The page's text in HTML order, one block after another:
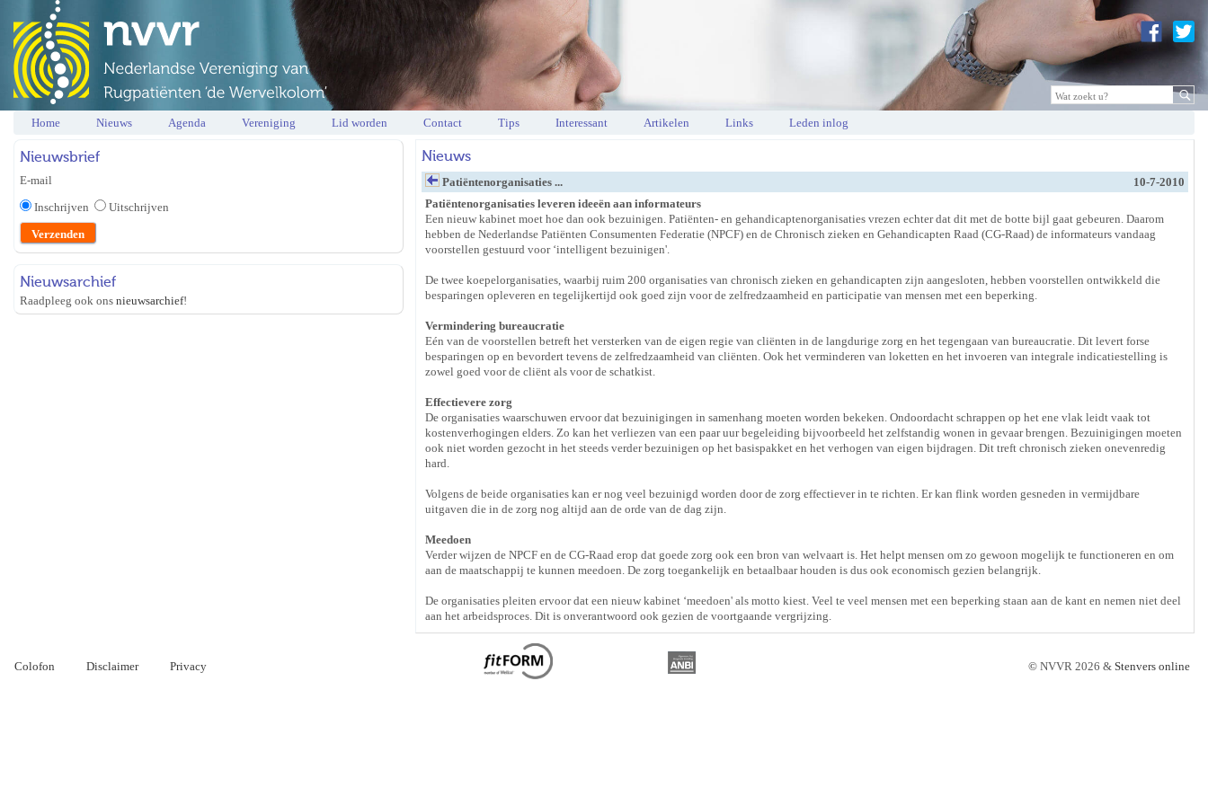
Home Nieuws Agenda Vereniging Lid worden Contact Tips Interessant Artikelen Links Leden inlog
Nieuws
Patiëntenorganisaties ...
10-7-2010
Patiëntenorganisaties leveren ideeën aan informateurs
Een nieuw kabinet moet hoe dan ook bezuinigen. Patiënten- en gehandicaptenorganisaties vrezen echter dat dit met de botte bijl gaat gebeuren. Daarom
hebben de Nederlandse Patiënten Consumenten Federatie (NPCF) en de Chronisch zieken en Gehandicapten Raad (CG-Raad) de informateurs vandaag
voorstellen gestuurd voor ‘intelligent bezuinigen'.
De twee koepelorganisaties, waarbij ruim 200 organisaties van chronisch zieken en gehandicapten zijn aangesloten, hebben voorstellen ontwikkeld die
besparingen opleveren en tegelijkertijd ook goed zijn voor de zelfredzaamheid en participatie van mensen met een beperking.
Vermindering bureaucratie
Eén van de voorstellen betreft het versterken van de eigen regie van cliënten in de langdurige zorg en het tegengaan van bureaucratie. Dit levert forse
besparingen op en bevordert tevens de zelfredzaamheid van cliënten. Ook het verminderen van loketten en het invoeren van integrale indicatiestelling is
zowel goed voor de cliënt als voor de schatkist.
Effectievere zorg
De organisaties waarschuwen ervoor dat bezuinigingen in samenhang moeten worden bekeken. Ondoordacht schrappen op het ene vlak leidt vaak tot
kostenverhogingen elders. Zo kan het verliezen van een paar uur begeleiding bijvoorbeeld het zelfstandig wonen in gevaar brengen. Bezuinigingen moeten
ook niet worden gezocht in het steeds verder bezuinigen op het basispakket en het verhogen van eigen bijdragen. Dit treft chronisch zieken onevenredig
hard.
Volgens de beide organisaties kan er nog veel bezuinigd worden door de zorg effectiever in te richten. Er kan flink worden gesneden in vermijdbare
uitgaven die in de zorg nog altijd aan de orde van de dag zijn.
Meedoen
Verder wijzen de NPCF en de CG-Raad erop dat goede zorg ook een bron van welvaart is. Het helpt mensen om zo gewoon mogelijk te functioneren en om
aan de maatschappij te kunnen meedoen. De zorg toegankelijk en betaalbaar houden is dus ook economisch gezien belangrijk.
De organisaties pleiten ervoor dat een nieuw kabinet ‘meedoen' als motto kiest. Veel te veel mensen met een beperking staan aan de kant en nemen niet deel
aan het arbeidsproces. Dit is onverantwoord ook gezien de voortgaande vergrijzing.
Nieuwsbrief
E-mail
Inschrijven
Uitschrijven
Nieuwsarchief
Raadpleeg ook ons nieuwsarchief!
© NVVR 2026 & Stenvers online
Colofon Disclaimer Privacy